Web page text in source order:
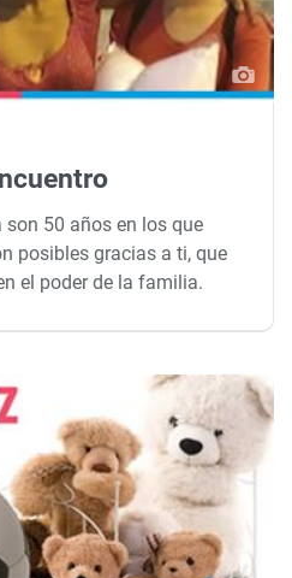
son 50 años en los que
posibles gracias a ti, que
el poder de la familia.